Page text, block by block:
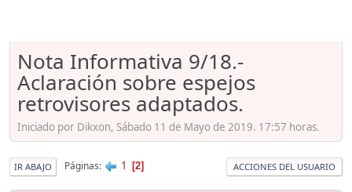
Nota Informativa 9/18.-
Aclaración sobre espejos
retrovisores adaptados.
Iniciado por Dikxon, Sábado 11 de Mayo de 2019. 17:57 horas.
IR ABAJO Páginas 1 2 ACCIONES DEL USUARIO